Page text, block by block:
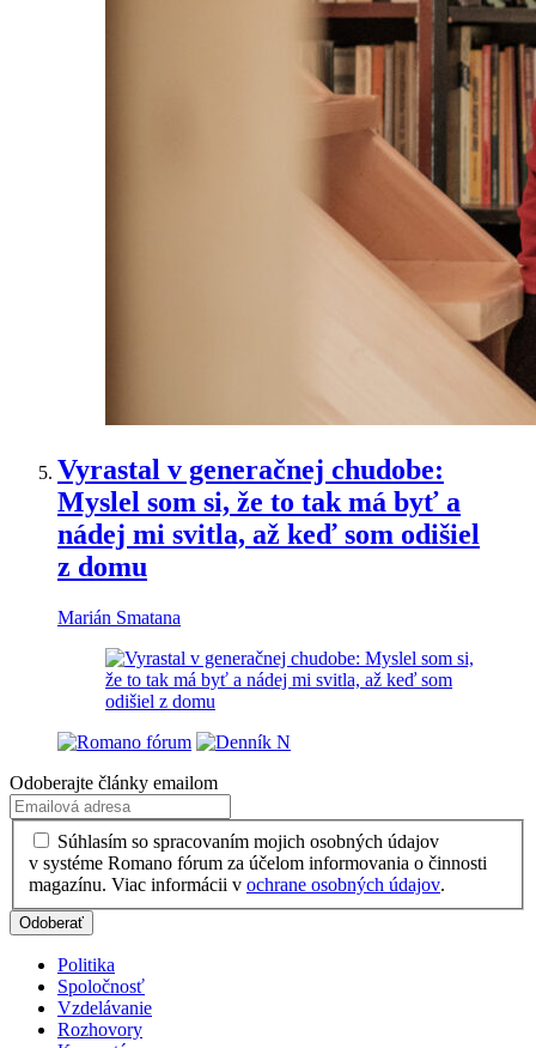
Vyrastal v generačnej chudobe:
Myslel som si, že to tak má byť a
nádej mi svitla, až keď som odišiel
z domu
Marián Smatana
Odoberajte články emailom
Súhlasím so spracovaním mojich osobných údajov
v systéme Romano fórum za účelom informovania o činnosti
magazínu. Viac informácii v ochrane osobných údajov.
Politika
Spoločnosť
Vzdelávanie
Rozhovory